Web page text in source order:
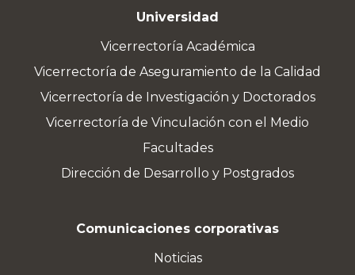
Universidad
Vicerrectoría Académica
Vicerrectoría de Aseguramiento de la Calidad
Vicerrectoría de Investigación y Doctorados
Vicerrectoría de Vinculación con el Medio
Facultades
Dirección de Desarrollo y Postgrados
Comunicaciones corporativas
Noticias